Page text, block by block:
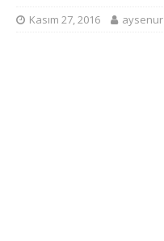
Kasım 27, 2016 aysenur